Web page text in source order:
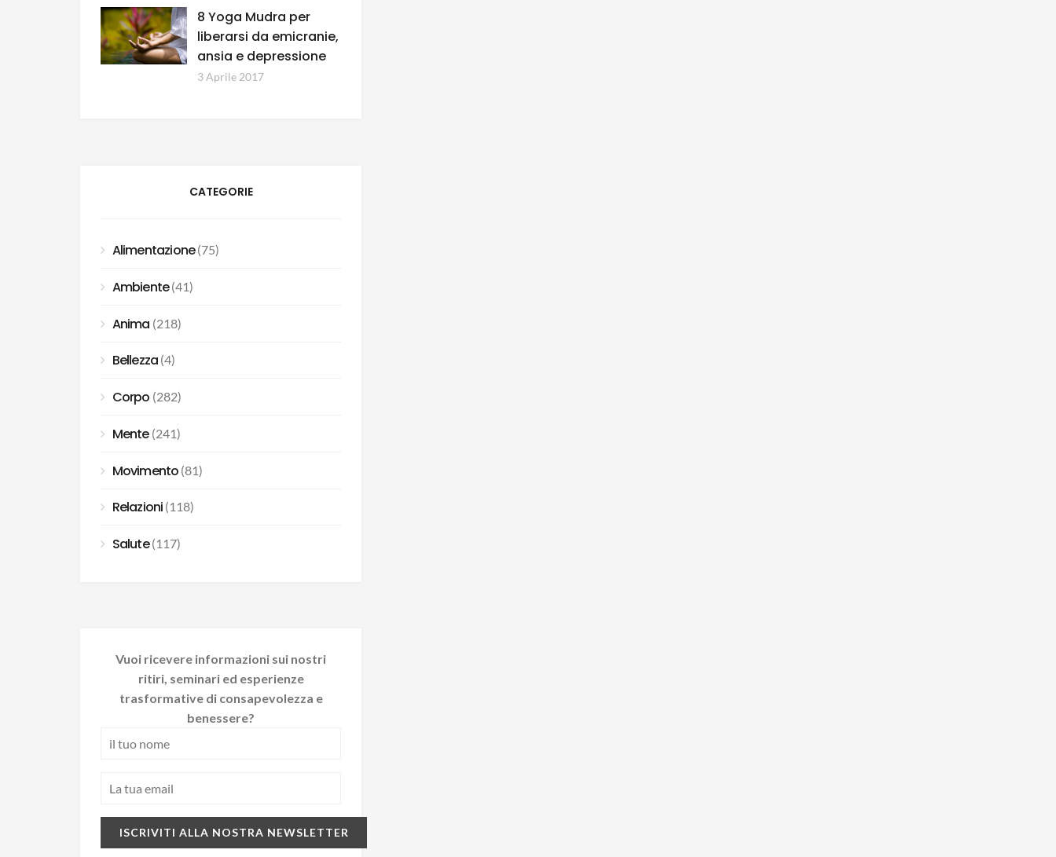
8 Yoga Mudra per
liberarsi da emicranie,
ansia e depressione
3 Aprile 2017
CATEGORIE
Alimentazione(75)
Ambiente(41)
Anima (218)
Bellezza (4)
Corpo (282)
Mente(241)
Movimento (81)
Relazioni (118)
Salute(117)
Vuoi ricevere informazioni sui nostri
ritiri, seminari ed esperienze
trasformative di consapevolezza e
benessere?